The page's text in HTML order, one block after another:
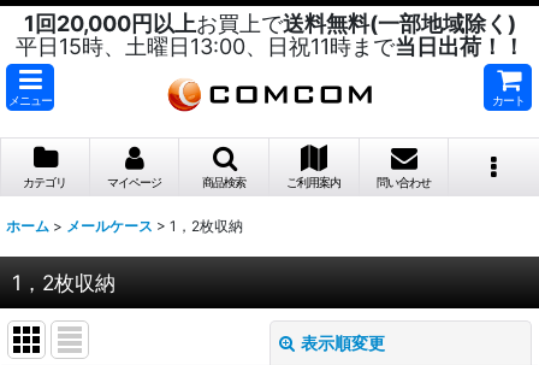
1回20,000円以上お買上で送料無料(一部地域除く)
平日15時、土曜日13:00、日祝11時まで当日出荷！！
メニュー カート
カテゴリ マイページ 商品検索 ご利用案内 問い合わせ
ホーム > メールケース > 1，2枚収納
1，2枚収納
表示順変更